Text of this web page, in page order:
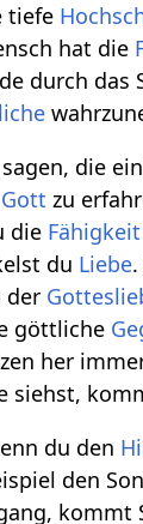
tiefe
hat die
durch das
die
Gott zu
die Fähigkeit
du Liebe
der
göttliche
her
siehst,
du den
den
kommt